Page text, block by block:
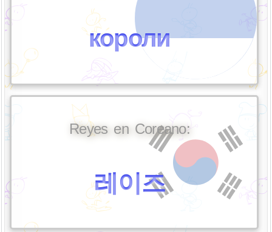
короли
Reyes en Coreano:
레이즈